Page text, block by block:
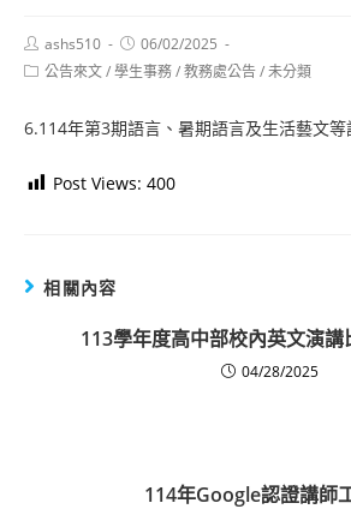
Post
author:
ashs510
Post
published:
06/02/2025
Post公告來文/學生事務/教務處公告/未分類
6.114年第3期語言、暑期語言及生活藝文等
Post Views: 400
相關內容
113學年度高中部校內英文演講
04/28/2025
114年Google認證講師